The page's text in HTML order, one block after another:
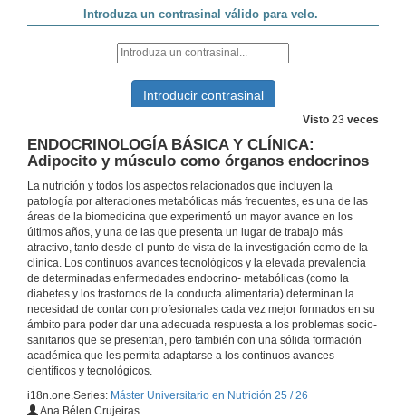
Visto 23 veces
ENDOCRINOLOGÍA BÁSICA Y CLÍNICA:
Adipocito y músculo como órganos endocrinos
La nutrición y todos los aspectos relacionados que incluyen la
patología por alteraciones metabólicas más frecuentes, es una de las
áreas de la biomedicina que experimentó un mayor avance en los
últimos años, y una de las que presenta un lugar de trabajo más
atractivo, tanto desde el punto de vista de la investigación como de la
clínica. Los continuos avances tecnológicos y la elevada prevalencia
de determinadas enfermedades endocrino- metabólicas (como la
diabetes y los trastornos de la conducta alimentaria) determinan la
necesidad de contar con profesionales cada vez mejor formados en su
ámbito para poder dar una adecuada respuesta a los problemas socio-
sanitarios que se presentan, pero también con una sólida formación
académica que les permita adaptarse a los continuos avances
científicos y tecnológicos.
i18n.one.Series: Máster Universitario en Nutrición 25 / 26
Ana Bélen Crujeiras
21 de nov. de 2025
26 de nov. de 2025
ENDOCRINOLOGÍA BÁSICA Y CLÍNICA: Eje Tiroideo. Hipertiroidismo. Masas Tiroideas
28 de nov. de 2025
28 de nov. de 2025
NUTRICIÓN HUMANA: Dietas de moda
3 de dec. de 2025